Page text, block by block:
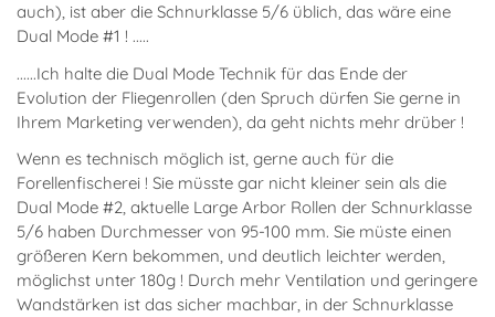
auch), ist aber die Schnurklasse 5/6 üblich, das wäre eine
Dual Mode #1 ! .....
......Ich halte die Dual Mode Technik für das Ende der
Evolution der Fliegenrollen (den Spruch dürfen Sie gerne in
Ihrem Marketing verwenden), da geht nichts mehr drüber !
Wenn es technisch möglich ist, gerne auch für die
Forellenfischerei ! Sie müsste gar nicht kleiner sein als die
Dual Mode #2, aktuelle Large Arbor Rollen der Schnurklasse
5/6 haben Durchmesser von 95-100 mm. Sie müste einen
größeren Kern bekommen, und deutlich leichter werden,
möglichst unter 180g ! Durch mehr Ventilation und geringere
Wandstärken ist das sicher machbar, in der Schnurklasse